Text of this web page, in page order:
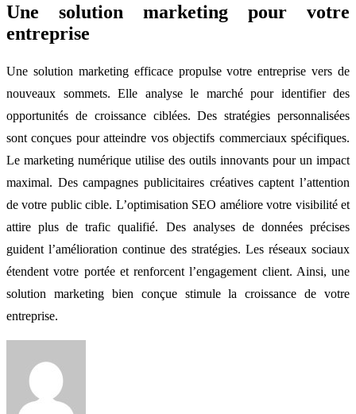
Une solution marketing pour votre
entreprise
Une solution marketing efficace propulse votre entreprise vers de
nouveaux sommets. Elle analyse le marché pour identifier des
opportunités de croissance ciblées. Des stratégies personnalisées
sont conçues pour atteindre vos objectifs commerciaux spécifiques.
Le marketing numérique utilise des outils innovants pour un impact
maximal. Des campagnes publicitaires créatives captent l’attention
de votre public cible. L’optimisation SEO améliore votre visibilité et
attire plus de trafic qualifié. Des analyses de données précises
guident l’amélioration continue des stratégies. Les réseaux sociaux
étendent votre portée et renforcent l’engagement client. Ainsi, une
solution marketing bien conçue stimule la croissance de votre
entreprise.